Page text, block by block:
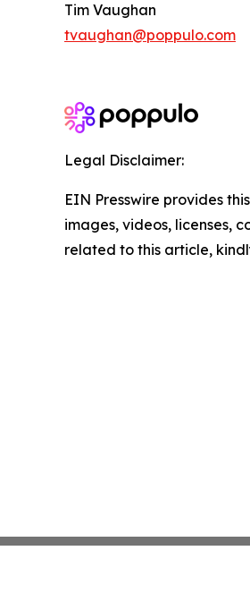
Tim Vaughan
tvaughan@poppulo.com
Legal Disclaimer:
EIN Presswire provides
images, videos, licenses,
related to this article,